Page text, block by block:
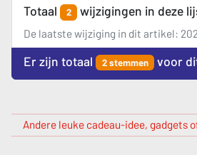
Totaal 2 wijzigingen in deze
De laatste wijziging in dit artikel:
Er zijn totaal 2 stemmen voor
Andere leuke cadeau-idee, gadgets